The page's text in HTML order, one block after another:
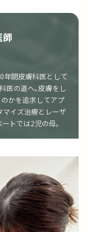
師
年間皮膚科医として
医の道へ。皮膚をし
のかを追求してアプ
マイズ治療とレーザ
トでは2児の母。